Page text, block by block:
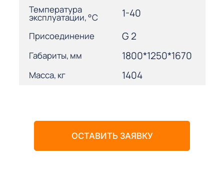
Температура
эксплуатации, °С 1-40
Присоединение G 2
Габариты, мм 1800*1250*1670
Масса, кг 1404
ОСТАВИТЬ ЗАЯВКУ